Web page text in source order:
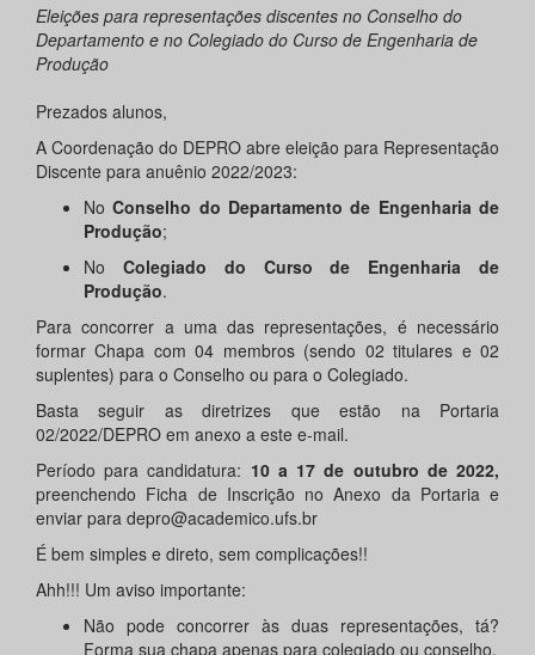
Eleições para representações discentes no Conselho do
Departamento e no Colegiado do Curso de Engenharia de
Produção
Prezados alunos,
A Coordenação do DEPRO abre eleição para Representação
Discente para anuênio 2022/2023:
NoConselho do Departamento de Engenharia de
Produção;
No Colegiado do Curso de Engenharia de
Produção.
Para concorrer a uma das representações, é necessário
formar Chapa com 04 membros (sendo 02 titulares e 02
suplentes) para o Conselho ou para o Colegiado.
Basta seguir as diretrizes que estão na Portaria
02/2022/DEPRO em anexo a este e-mail.
Período para candidatura: 10 a 17 de outubro de 2022,
preenchendo Ficha de Inscrição no Anexo da Portaria e
enviar para depro@academico.ufs.br
É bem simples e direto, sem complicações!!
Ahh!!! Um aviso importante:
Não pode concorrer às duas representações, tá?
Forma sua chapa apenas para colegiado ou conselho.